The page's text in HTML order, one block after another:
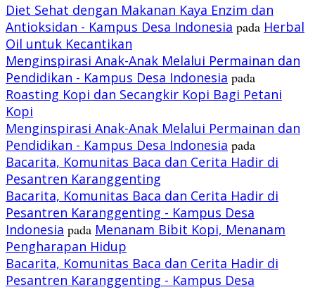
Diet Sehat dengan Makanan Kaya Enzim dan
Antioksidan - Kampus Desa Indonesia pada Herbal
Oil untuk Kecantikan
Menginspirasi Anak-Anak Melalui Permainan dan
Pendidikan - Kampus Desa Indonesia pada
Roasting Kopi dan Secangkir Kopi Bagi Petani
Kopi
Menginspirasi Anak-Anak Melalui Permainan dan
Pendidikan - Kampus Desa Indonesia pada
Bacarita, Komunitas Baca dan Cerita Hadir di
Pesantren Karanggenting
Bacarita, Komunitas Baca dan Cerita Hadir di
Pesantren Karanggenting - Kampus Desa
Indonesia pada Menanam Bibit Kopi, Menanam
Pengharapan Hidup
Bacarita, Komunitas Baca dan Cerita Hadir di
Pesantren Karanggenting - Kampus Desa